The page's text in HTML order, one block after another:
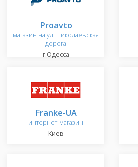
Proavto
магазин на ул. Николаевская
дорога
г.Одесса
Franke-UA
интернет-магазин
Киев